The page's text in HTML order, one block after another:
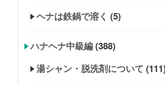
ヘナは鉄鍋で溶く (5)
ハナヘナ中級編(388)
湯シャン・脱洗剤について